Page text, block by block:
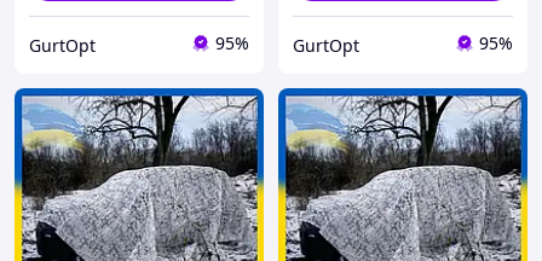
GurtOpt 95% GurtOpt 95%